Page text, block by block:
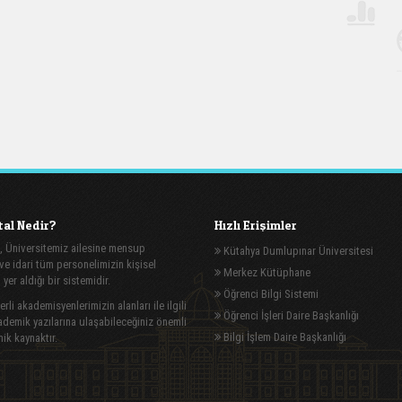
Nedir?
Üniversitemiz ailesine mensup
idari tüm personelimizin kişisel
aldığı bir sistemidir.
akademisyenlerimizin alanları ile ilgili
yazılarına ulaşabileceğiniz önemli
kaynaktır.
Hızlı Erişimler
Kütahya Dumlupınar Üniversitesi
Merkez Kütüphane
Öğrenci Bilgi Sistemi
Öğrenci İşleri Daire Başkanlığı
Bilgi İşlem Daire Başkanlığı